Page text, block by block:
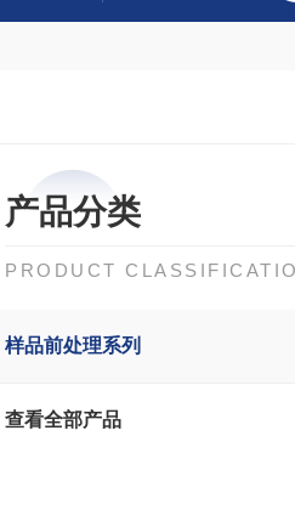
产品分类
PRODUCT
样品前处理系列
查看全部产品